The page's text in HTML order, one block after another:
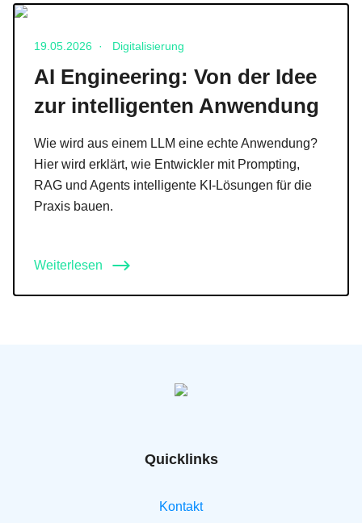
Veröffentlicht am 19.05.2026
19.05.2026 · Digitalisierung
AI Engineering: Von der Idee
zur intelligenten Anwendung
Wie wird aus einem LLM eine echte Anwendung?
Hier wird erklärt, wie Entwickler mit Prompting,
RAG und Agents intelligente KI-Lösungen für die
Praxis bauen.
Weiterlesen
Quicklinks
Kontakt